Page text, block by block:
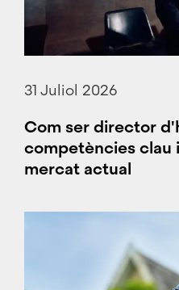
31 Juliol 2026
Com ser director
competències clau
mercat actual